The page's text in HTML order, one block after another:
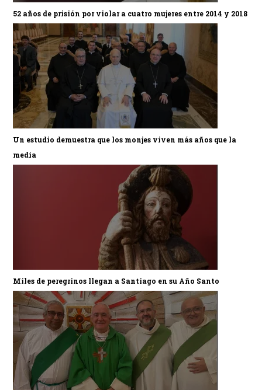
52 años de prisión por violar a cuatro mujeres entre 2014 y 2018
Un estudio demuestra que los monjes viven más años que la
media
Miles de peregrinos llegan a Santiago en su Año Santo